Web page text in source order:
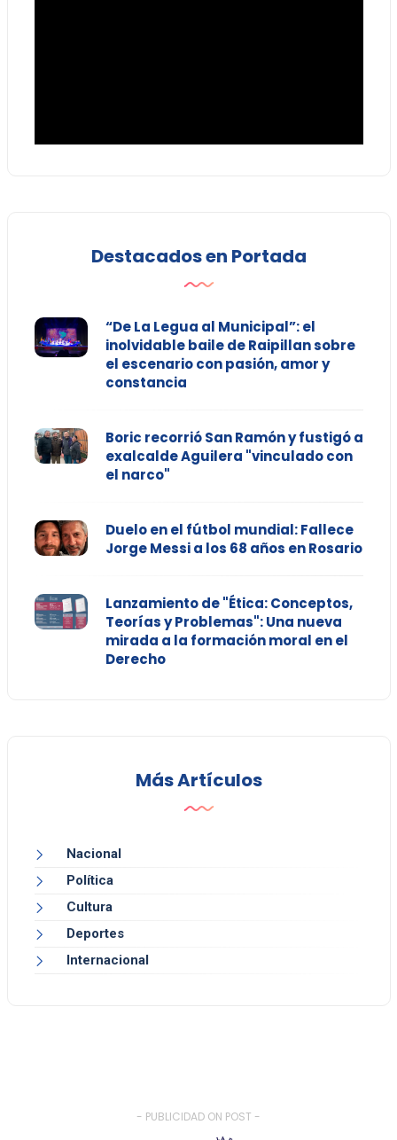
Destacados en Portada
“De La Legua al Municipal”: el
inolvidable baile de Raipillan sobre
el escenario con pasión, amor y
constancia
Boric recorrió San Ramón y fustigó a
exalcalde Aguilera "vinculado con
el narco"
Duelo en el fútbol mundial: Fallece
Jorge Messi a los 68 años en Rosario
Lanzamiento de "Ética: Conceptos,
Teorías y Problemas": Una nueva
mirada a la formación moral en el
Derecho
Más Artículos
Nacional
Política
Cultura
Deportes
Internacional
- PUBLICIDAD ON POST -